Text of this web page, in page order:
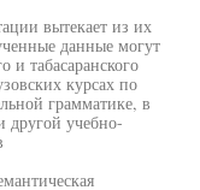
вытекает из их
данные могут
и табасаранского
курсах по
грамматике, в
другой учебно-